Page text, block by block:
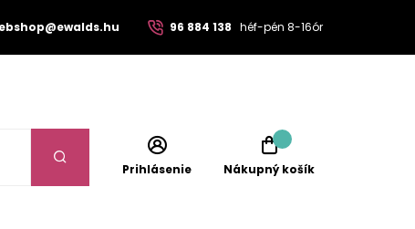
96 884 138 héf-pén 8-16ór
Prihlásenie Nákupný košík